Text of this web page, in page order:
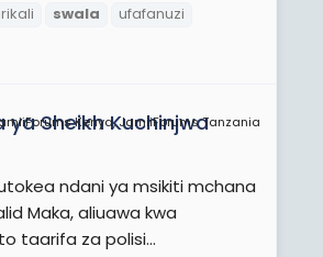
swala
ufafanuzi
Kenya, JamiiForums Tanzania
ya Sheikh Kuchinjwa
ndani ya msikiti mchana
Maka, aliuawa kwa
taarifa za polisi...